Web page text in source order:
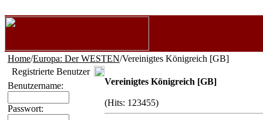
Home/Europa: Der WESTEN/Vereinigtes Königreich [GB]
Registrierte Benutzer
Benutzername:
Passwort:
Vereinigtes Königreich [GB]
(Hits: 123455)